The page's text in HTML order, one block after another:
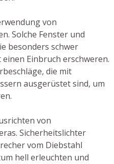
von
Solche Fenster und
besonders schwer
Einbruch erschweren.
die mit
ausgerüstet sind, um
von
Sicherheitslichter
vom Diebstahl
hell erleuchten und